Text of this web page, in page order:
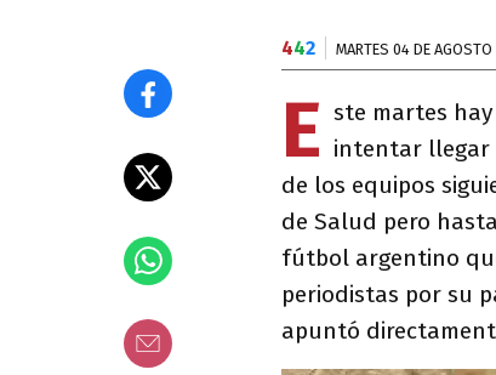
442 MARTES 04 DE
E ste martes
intentar llegar
de los equipos
de Salud pero
fútbol argentino
periodistas por su
apuntó